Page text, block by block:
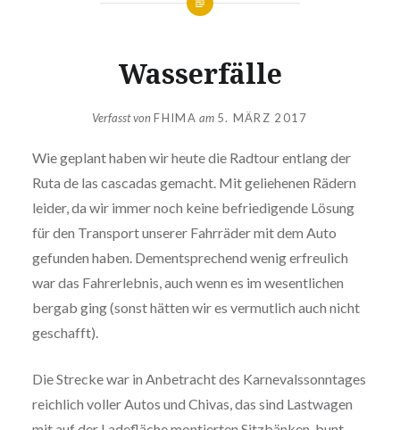
Wasserfälle
Verfasst vonFHIMA am 5. MÄRZ 2017
Wie geplant haben wir heute die Radtour entlang der
Ruta de las cascadas gemacht. Mit geliehenen Rädern
leider, da wir immer noch keine befriedigende Lösung
für den Transport unserer Fahrräder mit dem Auto
gefunden haben. Dementsprechend wenig erfreulich
war das Fahrerlebnis, auch wenn es im wesentlichen
bergab ging (sonst hätten wir es vermutlich auch nicht
geschafft).
Die Strecke war in Anbetracht des Karnevalssonntages
reichlich voller Autos und Chivas, das sind Lastwagen